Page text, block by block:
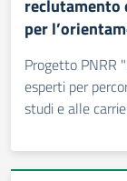
per
Progetto PNRR
esperti per
studi e alle